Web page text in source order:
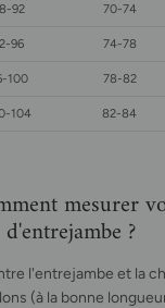
92 70-74
96 74-78
100 78-82
104 82-84
mesurer
d'entrejambe ?
l'entrejambe et la
(à la bonne